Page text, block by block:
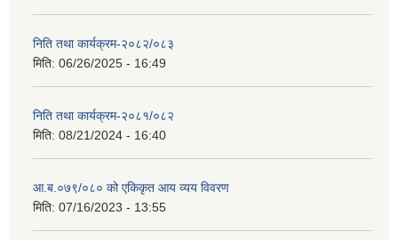
निति तथा कार्यक्रम-२०८२/०८३
मिति: 06/26/2025 - 16:49
निति तथा कार्यक्रम-२०८१/०८२
मिति: 08/21/2024 - 16:40
आ.ब.०७९/०८० को एकिकृत आय व्यय विवरण
मिति: 07/16/2023 - 13:55